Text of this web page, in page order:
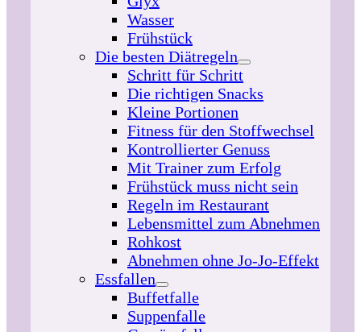
Wasser
Frühstück
Die besten Diätregeln
Schritt für Schritt
Die richtigen Snacks
Kleine Portionen
Fitness für den Stoffwechsel
Kontrollierter Genuss
Mit Trainer zum Erfolg
Frühstück muss nicht sein
Regeln im Restaurant
Lebensmittel zum Abnehmen
Rohkost
Abnehmen ohne Jo-Jo-Effekt
Essfallen
Buffetfalle
Suppenfalle